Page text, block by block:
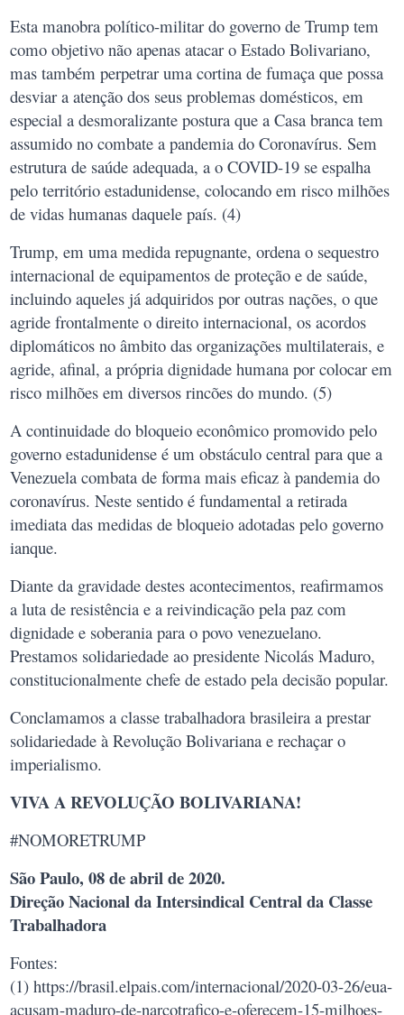
Esta manobra político-militar do governo de Trump tem
como objetivo não apenas atacar o Estado Bolivariano,
mas também perpetrar uma cortina de fumaça que possa
desviar a atenção dos seus problemas domésticos, em
especial a desmoralizante postura que a Casa branca tem
assumido no combate a pandemia do Coronavírus. Sem
estrutura de saúde adequada, a o COVID-19 se espalha
pelo território estadunidense, colocando em risco milhões
de vidas humanas daquele país. (4)
Trump, em uma medida repugnante, ordena o sequestro
internacional de equipamentos de proteção e de saúde,
incluindo aqueles já adquiridos por outras nações, o que
agride frontalmente o direito internacional, os acordos
diplomáticos no âmbito das organizações multilaterais, e
agride, afinal, a própria dignidade humana por colocar em
risco milhões em diversos rincões do mundo. (5)
A continuidade do bloqueio econômico promovido pelo
governo estadunidense é um obstáculo central para que a
Venezuela combata de forma mais eficaz à pandemia do
coronavírus. Neste sentido é fundamental a retirada
imediata das medidas de bloqueio adotadas pelo governo
ianque.
Diante da gravidade destes acontecimentos, reafirmamos
a luta de resistência e a reivindicação pela paz com
dignidade e soberania para o povo venezuelano.
Prestamos solidariedade ao presidente Nicolás Maduro,
constitucionalmente chefe de estado pela decisão popular.
Conclamamos a classe trabalhadora brasileira a prestar
solidariedade à Revolução Bolivariana e rechaçar o
imperialismo.
VIVA A REVOLUÇÃO BOLIVARIANA!
#NOMORETRUMP
São Paulo, 08 de abril de 2020.
Direção Nacional da Intersindical Central da Classe
Trabalhadora
Fontes:
(1) https://brasil.elpais.com/internacional/2020-03-26/eua-
acusam-maduro-de-narcotrafico-e-oferecem-15-milhoes-